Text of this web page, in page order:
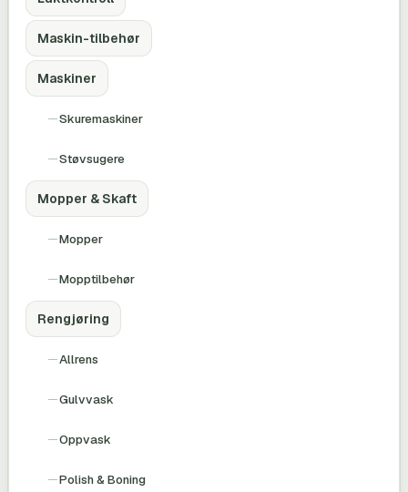
Maskin-tilbehør
Maskiner
Skuremaskiner
Støvsugere
Mopper & Skaft
Mopper
Mopptilbehør
Rengjøring
Allrens
Gulvvask
Oppvask
Polish & Boning